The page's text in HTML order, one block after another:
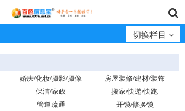
切换栏目
婚庆/化妆/摄影/摄像
房屋装修/建材/装饰
保洁/家政
搬家/快递/快跑
管道疏通
开锁/修换锁